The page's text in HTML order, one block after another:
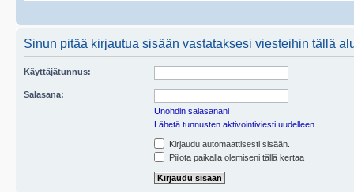
Sinun pitää kirjautua sisään vastataksesi viesteihin tällä
Käyttäjätunnus:
Salasana:
Unohdin salasanani
Lähetä tunnusten aktivointiviesti uudelleen
Kirjaudu automaattisesti sisään.
Piilota paikalla olemiseni tällä kertaa